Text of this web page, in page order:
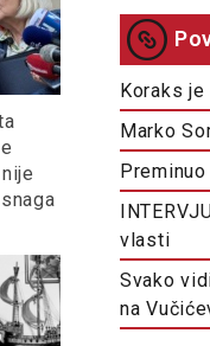
Koraks
Marko
vlasti
Svako
na